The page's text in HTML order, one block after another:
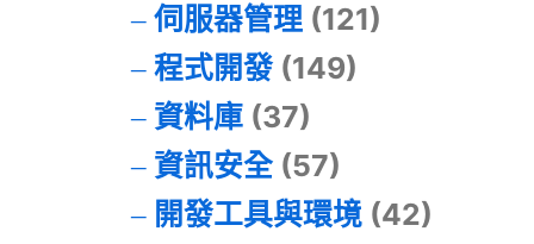
伺服器管理(121)
程式開發(149)
資料庫(37)
資訊安全(57)
開發工具與環境(42)